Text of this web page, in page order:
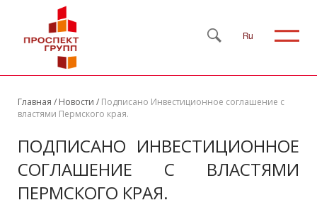
Ru
Главная / Новости / Подписано Инвестиционное соглашение с
властями Пермского края.
ПОДПИСАНО ИНВЕСТИЦИОННОЕ
СОГЛАШЕНИЕ С ВЛАСТЯМИ
ПЕРМСКОГО КРАЯ.